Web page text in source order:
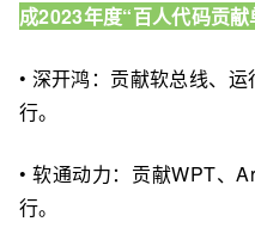
成2023年度“百人代码贡献
• 深开鸿：贡献软总线、
行。
• 软通动力：贡献WPT、
行。